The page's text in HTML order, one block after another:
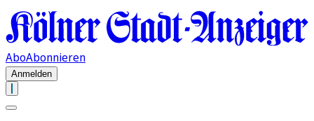
AboAbonnieren
Anmelden